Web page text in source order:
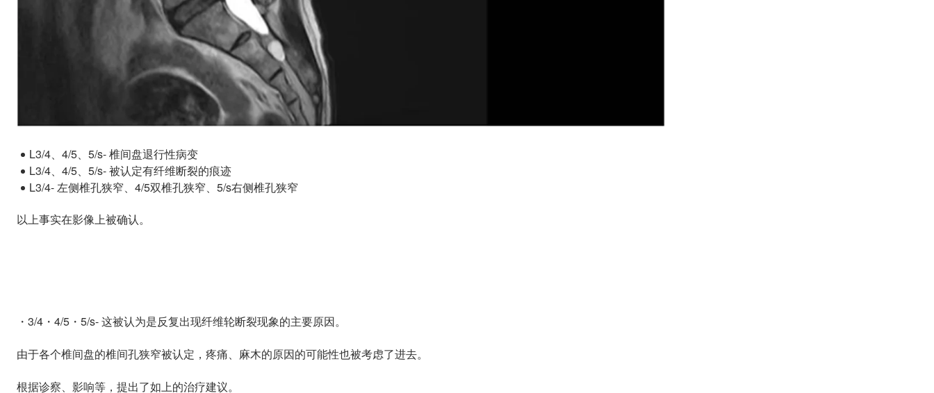
L3/4、4/5、5/s- 椎间盘退行性病变
L3/4、4/5、5/s- 被认定有纤维断裂的痕迹
L3/4- 左侧椎孔狭窄、4/5双椎孔狭窄、5/s右侧椎孔狭窄
以上事实在影像上被确认。
・3/4・4/5・5/s- 这被认为是反复出现纤维轮断裂现象的主要原因。
由于各个椎间盘的椎间孔狭窄被认定，疼痛、麻木的原因的可能性也被考虑了进去。
根据诊察、影响等，提出了如上的治疗建议。